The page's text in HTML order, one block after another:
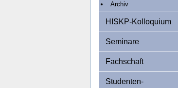
Archiv
HISKP-Kolloquium
Seminare
Fachschaft
Studenten-